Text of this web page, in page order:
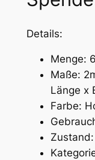
Details:
Menge: 6
Maße:
Länge x
Farbe: